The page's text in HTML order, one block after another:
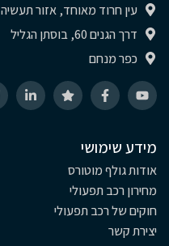
עין חרוד מאוחד, אזור תעשיה
דרך הגנים 60, בוסתן הגליל
כפר מנחם
מידע שימושי
אודות גולף מוטורס
מחירון רכב תפעולי
חוקים של רכב תפעולי
יצירת קשר